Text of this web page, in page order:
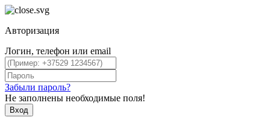
Авторизация
Логин, телефон или email
Забыли пароль?
Не заполнены необходимые поля!
Вход